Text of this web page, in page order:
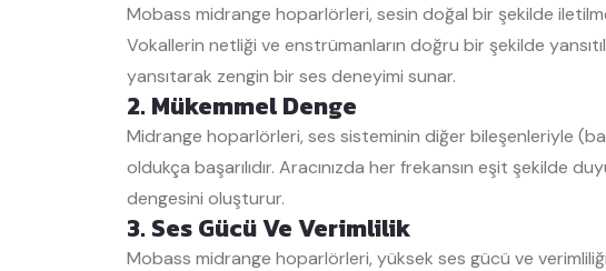
Mobass midrange hoparlörleri, sesin doğal bir şekilde
Vokallerin netliği ve enstrümanların doğru bir şekilde
yansıtarak zengin bir ses deneyimi sunar.
2. Mükemmel Denge
Midrange hoparlörleri, ses sisteminin diğer bileşenleriyle
oldukça başarılıdır. Aracınızda her frekansın eşit şekilde
dengesini oluşturur.
3. Ses Gücü Ve Verimlilik
Mobass midrange hoparlörleri, yüksek ses gücü ve